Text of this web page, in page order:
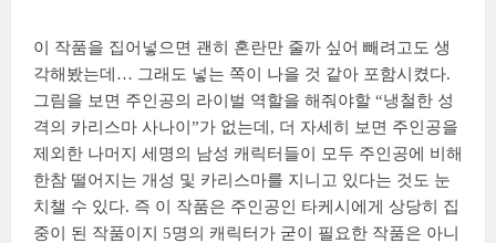
이 작품을 집어넣으면 괜히 혼란만 줄까 싶어 빼려고도 생
각해봤는데… 그래도 넣는 쪽이 나을 것 같아 포함시켰다.
그림을 보면 주인공의 라이벌 역할을 해줘야할 “냉철한 성
격의 카리스마 사나이”가 없는데, 더 자세히 보면 주인공을
제외한 나머지 세명의 남성 캐릭터들이 모두 주인공에 비해
한참 떨어지는 개성 및 카리스마를 지니고 있다는 것도 눈
치챌 수 있다. 즉 이 작품은 주인공인 타케시에게 상당히 집
중이 된 작품이지 5명의 캐릭터가 굳이 필요한 작품은 아니